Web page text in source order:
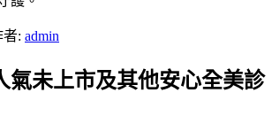
者: admin
氣未上市及其他安心全美診